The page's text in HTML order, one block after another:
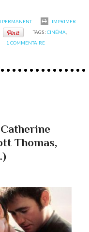
PERMANENT
IMPRIMER
TAGS :CINÉMA
1 COMMENTAIRE
Thomas,